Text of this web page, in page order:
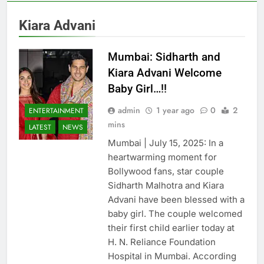
Kiara Advani
ENTERTAINMENT
LATEST
NEWS
Mumbai: Sidharth and
Kiara Advani Welcome
Baby Girl…!!
admin 1 year ago 0
2
mins
Mumbai | July 15, 2025: In a
heartwarming moment for
Bollywood fans, star couple
Sidharth Malhotra and Kiara
Advani have been blessed with a
baby girl. The couple welcomed
their first child earlier today at
H. N. Reliance Foundation
Hospital in Mumbai. According